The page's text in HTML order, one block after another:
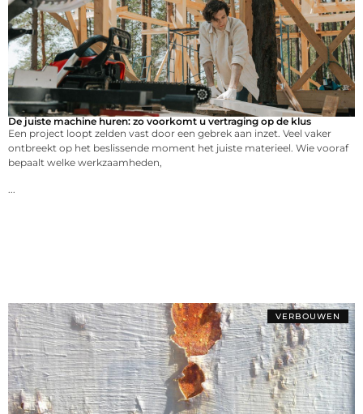
De juiste machine huren: zo voorkomt u vertraging op de klus
Een project loopt zelden vast door een gebrek aan inzet. Veel vaker
ontbreekt op het beslissende moment het juiste materieel. Wie vooraf
bepaalt welke werkzaamheden,
VERBOUWEN